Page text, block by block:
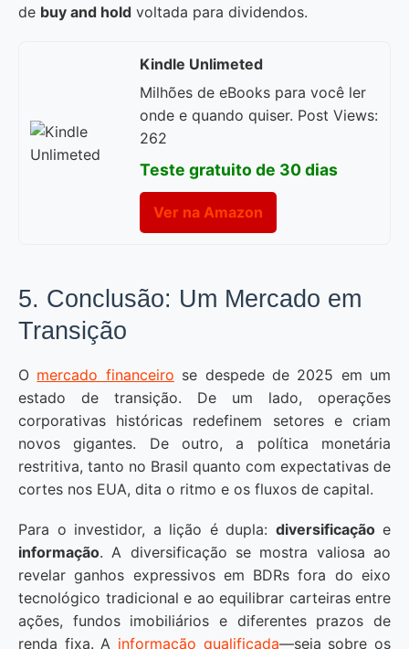
de buy and hold voltada para dividendos.
Kindle Unlimeted
Milhões de eBooks para você ler
onde e quando quiser. Post Views:
262
Teste gratuito de 30 dias
Ver na Amazon
5. Conclusão: Um Mercado em
Transição
O mercado financeiro se despede de 2025 em um
estado de transição. De um lado, operações
corporativas históricas redefinem setores e criam
novos gigantes. De outro, a política monetária
restritiva, tanto no Brasil quanto com expectativas de
cortes nos EUA, dita o ritmo e os fluxos de capital.
Para o investidor, a lição é dupla: diversificaçãoe
informação. A diversificação se mostra valiosa ao
revelar ganhos expressivos em BDRs fora do eixo
tecnológico tradicional e ao equilibrar carteiras entre
ações, fundos imobiliários e diferentes prazos de
renda fixa. A informação qualificada—seja sobre os